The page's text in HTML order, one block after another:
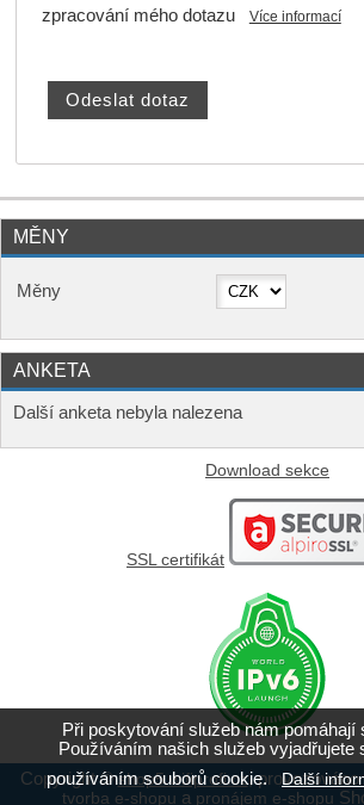
zpracování mého dotazu
Více informací
MĚNY
Měny
ANKETA
Další anketa nebyla nalezena
Download sekce
SSL certifikát
Copyright ©shop5.wifiprofi.cz,
tvorba e-shopu a pronájem e-shopu
Při poskytování služeb nám pomáhají
Používáním našich služeb vyjadřujete
používáním souborů cookie.Další